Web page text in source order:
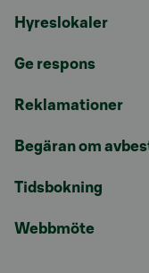
Hyreslokaler
Ge respons
Reklamationer
Begäran om
Tidsbokning
Webbmöte